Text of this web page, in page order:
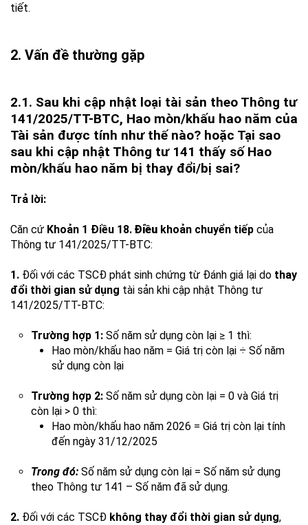
tiết.
2. Vấn đề thường gặp
2.1. Sau khi cập nhật loại tài sản theo Thông tư
141/2025/TT-BTC, Hao mòn/khấu hao năm của
Tài sản được tính như thế nào? hoặc Tại sao
sau khi cập nhật Thông tư 141 thấy số Hao
mòn/khấu hao năm bị thay đổi/bị sai?
Trả lời:
Căn cứ Khoản 1 Điều 18. Điều khoản chuyển tiếp của
Thông tư 141/2025/TT-BTC:
1. Đối với các TSCĐ phát sinh chứng từ Đánh giá lại do thay
đổi thời gian sử dụng tài sản khi cập nhật Thông tư
141/2025/TT-BTC:
Trường hợp 1: Số năm sử dụng còn lại ≥ 1 thì:
Hao mòn/khấu hao năm = Giá trị còn lại ÷ Số năm
sử dụng còn lại
Trường hợp 2: Số năm sử dụng còn lại = 0 và Giá trị
còn lại > 0 thì:
Hao mòn/khấu hao năm 2026 = Giá trị còn lại tính
đến ngày 31/12/2025
Trong đó: Số năm sử dụng còn lại = Số năm sử dụng
theo Thông tư 141 – Số năm đã sử dụng.
2. Đối với các TSCĐ không thay đổi thời gian sử dụng,